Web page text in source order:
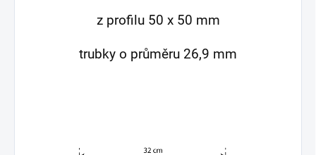
z profilu 50 x 50 mm
trubky o průměru 26,9 mm